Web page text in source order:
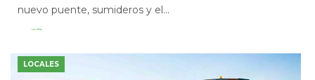
nuevo puente, sumideros y el...
Leer Más
LOCALES